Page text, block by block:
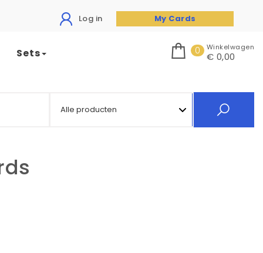
Log in My Cards
Sets 0 Winkelwagen
€ 0,00